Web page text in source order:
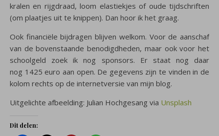
kralen en rijgdraad, loom elastiekjes of oude tijdschriften
(om plaatjes uit te knippen). Dan hoor ik het graag.
Ook financiële bijdragen blijven welkom. Voor de aanschaf
van de bovenstaande benodigdheden, maar ook voor het
schoolgeld zoek ik nog sponsors. Er staat nog daar
nog 1425 euro aan open. De gegevens zijn te vinden in de
kolom rechts op de internetversie van mijn blog.
Uitgelichte afbeelding: Julian Hochgesang via Unsplash
Dit delen: